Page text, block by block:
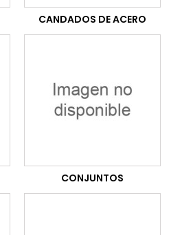
CANDADOS DE ACERO
CONJUNTOS